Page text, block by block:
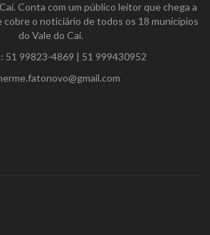
Conta com um público leitor que chega a
cobre o noticiário de todos os 18 municípios
do Vale do Caí.
51 99823-4869 | 51 999430952